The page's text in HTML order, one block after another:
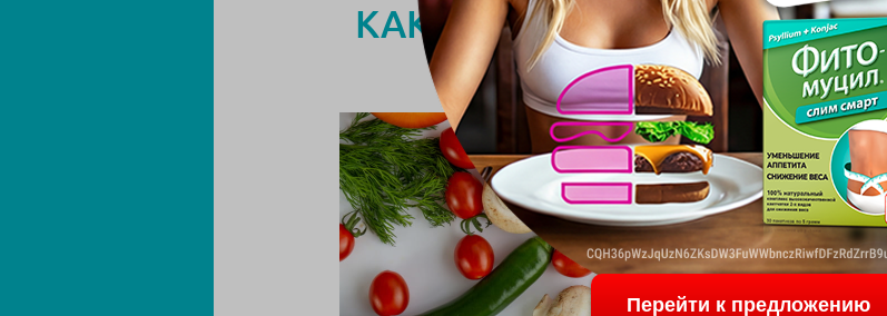
КАК УСКОРИТЬ ПРОЦЕСС
ВРЕДА ДЛЯ
Меню для
родов
Простое
Перейти к предложению